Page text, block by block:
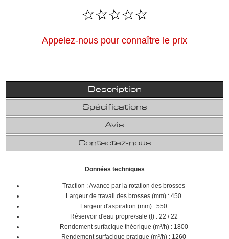
Appelez-nous pour connaître le prix
Description
Spécifications
Avis
Contactez-nous
Données techniques
Traction : Avance par la rotation des brosses
Largeur de travail des brosses (mm) : 450
Largeur d'aspiration (mm) : 550
Réservoir d'eau propre/sale (l) : 22 / 22
Rendement surfacique théorique (m²/h) : 1800
Rendement surfacique pratique (m²/h) : 1260